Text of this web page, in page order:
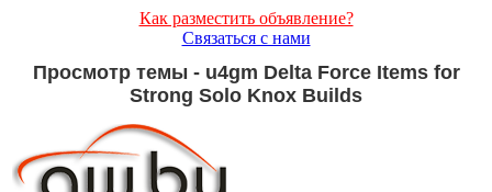
Как разместить объявление?
Связаться с нами
Просмотр темы - u4gm Delta Force Items for
Strong Solo Knox Builds